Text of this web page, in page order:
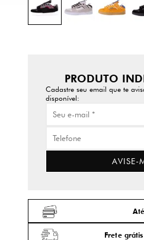
PRODUTO
Cadastre seu email que te
disponível:
AVISE-
Frete